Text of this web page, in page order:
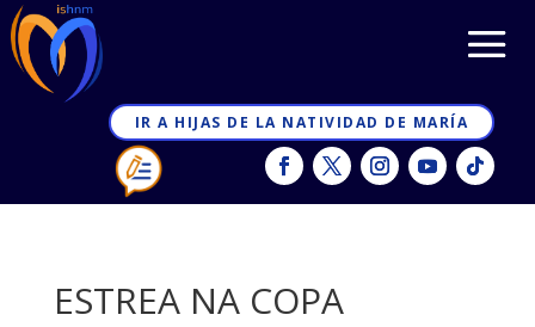
IR A HIJAS DE LA NATIVIDAD DE MARÍA
ESTREA NA COPA